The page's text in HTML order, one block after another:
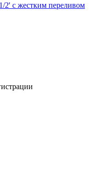
с жестким переливом